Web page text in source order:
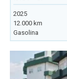
2025
12.000 km
Gasolina